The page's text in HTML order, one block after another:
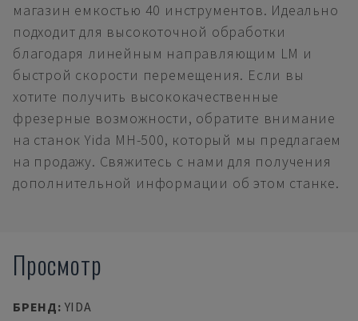
магазин емкостью 40 инструментов. Идеально
подходит для высокоточной обработки
благодаря линейным направляющим LM и
быстрой скорости перемещения. Если вы
хотите получить высококачественные
фрезерные возможности, обратите внимание
на станок Yida MH-500, который мы предлагаем
на продажу. Свяжитесь с нами для получения
дополнительной информации об этом станке.
Просмотр
БРЕНД: YIDA